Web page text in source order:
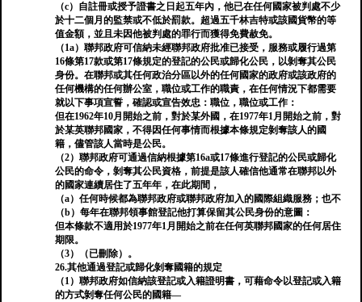
（c）自註冊或授予證書之日起五年內，他已在任何國家被判處不少
於十二個月的監禁或不低於罰款。超過五千林吉特或該國貨幣的等
值金額，並且未因他被判處的罪行而獲得免費赦免。
（1a）聯邦政府可信納未經聯邦政府批准已接受，服務或履行過第
16條第17款或第17條規定的登記的公民或歸化公民，以剝奪其公民
身份。在聯邦或其任何政治分區以外的任何國家的政府或該政府的
任何機構的任何辦公室，職位或工作的職責，在任何情況下都需要
就以下事項宣誓，確認或宣告效忠：職位，職位或工作：
但在1962年10月開始之前，對於某外國，在1977年1月開始之前，對
於某英聯邦國家，不得因任何事情而根據本條規定剝奪該人的國
籍，儘管該人當時是公民。
（2）聯邦政府可通過信納根據第16a或17條進行登記的公民或歸化
公民的命令，剝奪其公民資格，前提是該人確信他通常在聯邦以外
的國家連續居住了五年年，在此期間，
（a）任何時候都為聯邦政府或聯邦政府加入的國際組織服務；也不
（b）每年在聯邦領事館登記他打算保留其公民身份的意圖：
但本條款不適用於1977年1月開始之前在任何英聯邦國家的任何居住
期限。
（3）（已刪除）。
26.其他通過登記或歸化剝奪國籍的規定
（1）聯邦政府如信納該登記或入籍證明書，可藉命令以登記或入籍
的方式剝奪任何公民的國籍—